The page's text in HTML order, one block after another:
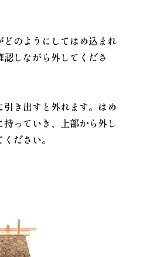
のようにしてはめ込まれ
しながら外してくださ
き出すと外れます。はめ
っていき、上部から外し
ださい。